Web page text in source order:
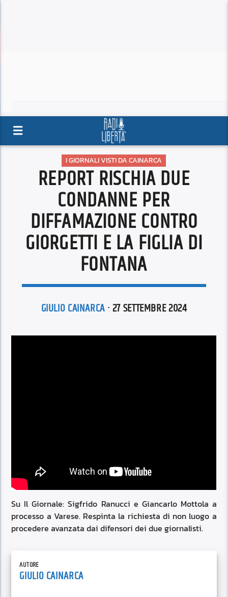
I GIORNALI VISTI DA CAINARCA
REPORT RISCHIA DUE
CONDANNE PER
DIFFAMAZIONE CONTRO
GIORGETTI E LA FIGLIA DI
FONTANA
GIULIO CAINARCA· 27 SETTEMBRE 2024
Su Il Giornale: Sigfrido Ranucci e Giancarlo Mottola a
processo a Varese. Respinta la richiesta di non luogo a
procedere avanzata dai difensori dei due giornalisti.
AUTORE
GIULIO CAINARCA